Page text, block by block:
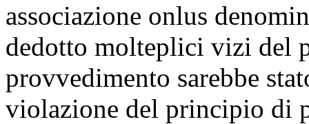
associazione onlus
dedotto molteplici vizi del
provvedimento sarebbe
violazione del principio di